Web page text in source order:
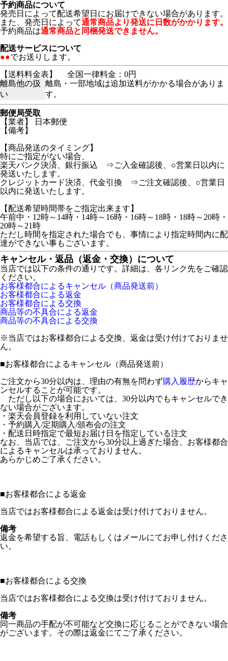
予約商品について
発売日によって配送希望日にお届けできない場合があります。
また、発売日によって通常商品より発送に日数がかかります。
予約商品は通常商品と同梱発送できません。
配送サービスについて
●●でお送りします。
【送料料金表】
全国一律料金：0円
離島他の扱
い
離島・一部地域は追加送料がかかる場合がありま
す。
郵便局受取
【業者】 日本郵便
【備考】
【商品発送のタイミング】
特にご指定がない場合、
楽天バンク決済、銀行振込 ⇒ご入金確認後、○営業日以内に
発送いたします。
クレジットカード決済、代金引換 ⇒ご注文確認後、○営業日
以内に発送いたします。
【配送希望時間帯をご指定出来ます】
午前中・12時～14時・14時～16時・16時～18時・18時～20時・
20時～21時
ただし時間を指定された場合でも、事情により指定時間内に配
達ができない事もございます。
キャンセル・返品（返金・交換）について
当店では以下の条件の通りです。詳細は、各リンク先をご確認
ください。
お客様都合によるキャンセル（商品発送前）
お客様都合による返金
お客様都合による交換
商品等の不具合による返金
商品等の不具合による交換
※当店ではお客様都合による交換、返金は受け付けておりませ
ん。
■お客様都合によるキャンセル（商品発送前）
ご注文から30分以内は、理由の有無を問わず購入履歴からキャ
ンセルすることが可能です。
ただし以下の場合においては、30分以内でもキャンセルでき
ない場合がございます。
・楽天会員登録を利用していない注文
・予約購入/定期購入/頒布会の注文
・配送日時指定で最短お届け日を指定している注文
なお、当店では、ご注文から30分以上過ぎた場合、お客様都合
によるキャンセルは承っておりません。
あらかじめご了承ください。
■お客様都合による返金
当店ではお客様都合による返金は受け付けておりません。
備考
返金を希望する旨、電話もしくはメールにてお申し付けくださ
い。
■お客様都合による交換
当店ではお客様都合による交換は受け付けておりません。
備考
同一商品の手配が不可能など交換に応じることができない場合
がございます。その際は返金にてご了承ください。